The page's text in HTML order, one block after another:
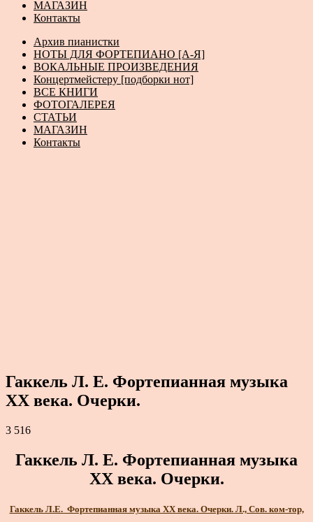
МАГАЗИН
Контакты
Архив пианистки
НОТЫ ДЛЯ ФОРТЕПИАНО [А-Я]
ВОКАЛЬНЫЕ ПРОИЗВЕДЕНИЯ
Концертмейстеру [подборки нот]
ВСЕ КНИГИ
ФОТОГАЛЕРЕЯ
СТАТЬИ
МАГАЗИН
Контакты
Гаккель Л. Е. Фортепианная музыка
ХХ века. Очерки.
3 516
Гаккель Л. Е. Фортепианная музыка
ХХ века. Очерки.
Гаккель Л.Е. Фортепианная музыка XX века. Очерки. Л., Сов. ком-тор,